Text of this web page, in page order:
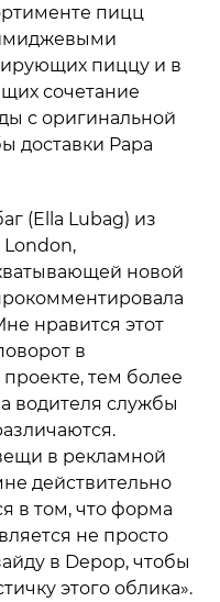
пицц
пиццу и в
сочетание
с оригинальной
доставки Papa
(Ella Lubag) из
London,
новой
нравится этот
в
тем более
водителя службы
в рекламной
действительно
в том, что форма
не просто
в Depop, чтобы
этого облика».